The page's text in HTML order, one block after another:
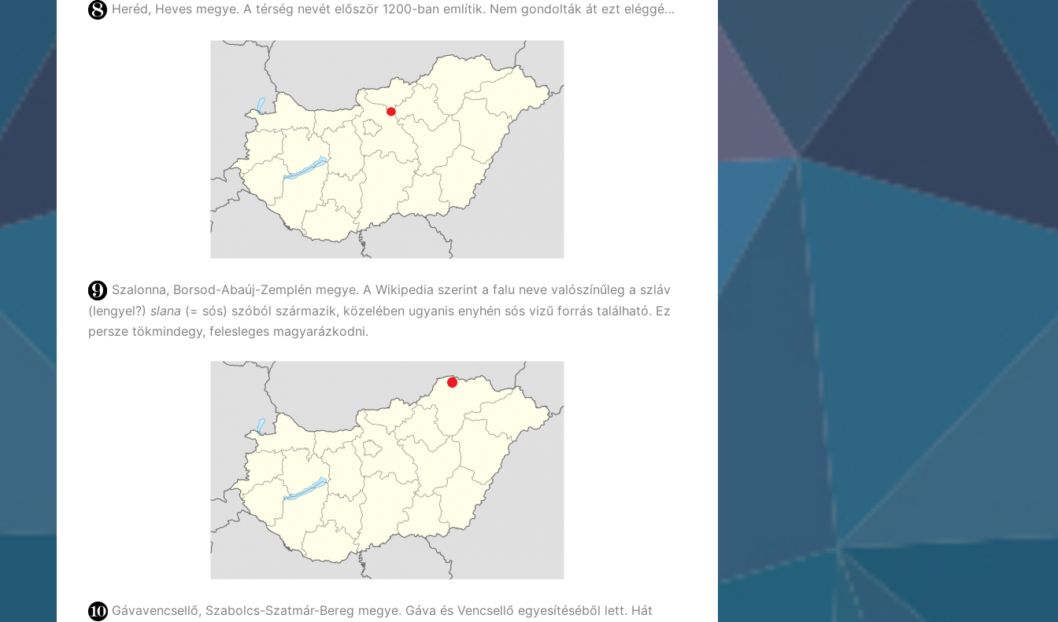
Heréd, Heves megye. A térség nevét először 1200-ban említik. Nem gondolták át ezt eléggé…
Szalonna, Borsod-Abaúj-Zemplén megye. A Wikipedia szerint a falu neve valószínűleg a szláv
(lengyel?) slana (= sós) szóból származik, közelében ugyanis enyhén sós vizű forrás található. Ez
persze tökmindegy, felesleges magyarázkodni.
Gávavencsellő, Szabolcs-Szatmár-Bereg megye. Gáva és Vencsellő egyesítéséből lett. Hát